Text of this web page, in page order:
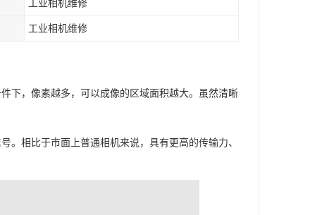
工业相机维修
工业相机维修
下，像素越多，可以成像的区域面积越大。虽然清晰
。相比于市面上普通相机来说，具有更高的传输力、